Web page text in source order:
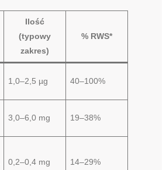
Ilość
(typowy
zakres)
% RWS*
1,0–2,5 µg 40–100%
3,0–6,0 mg 19–38%
0,2–0,4 mg 14–29%